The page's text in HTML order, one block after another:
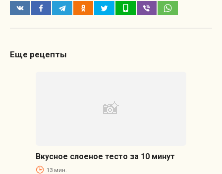
Еще рецепты
Вкусное слоеное тесто за 10 минут
13 мин.